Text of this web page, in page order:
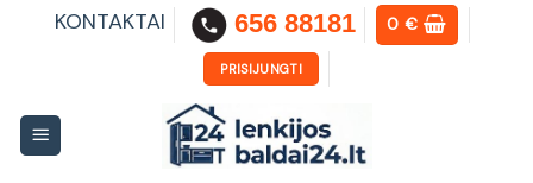
KONTAKTAI 656 88181 0€
PRISIJUNGTI